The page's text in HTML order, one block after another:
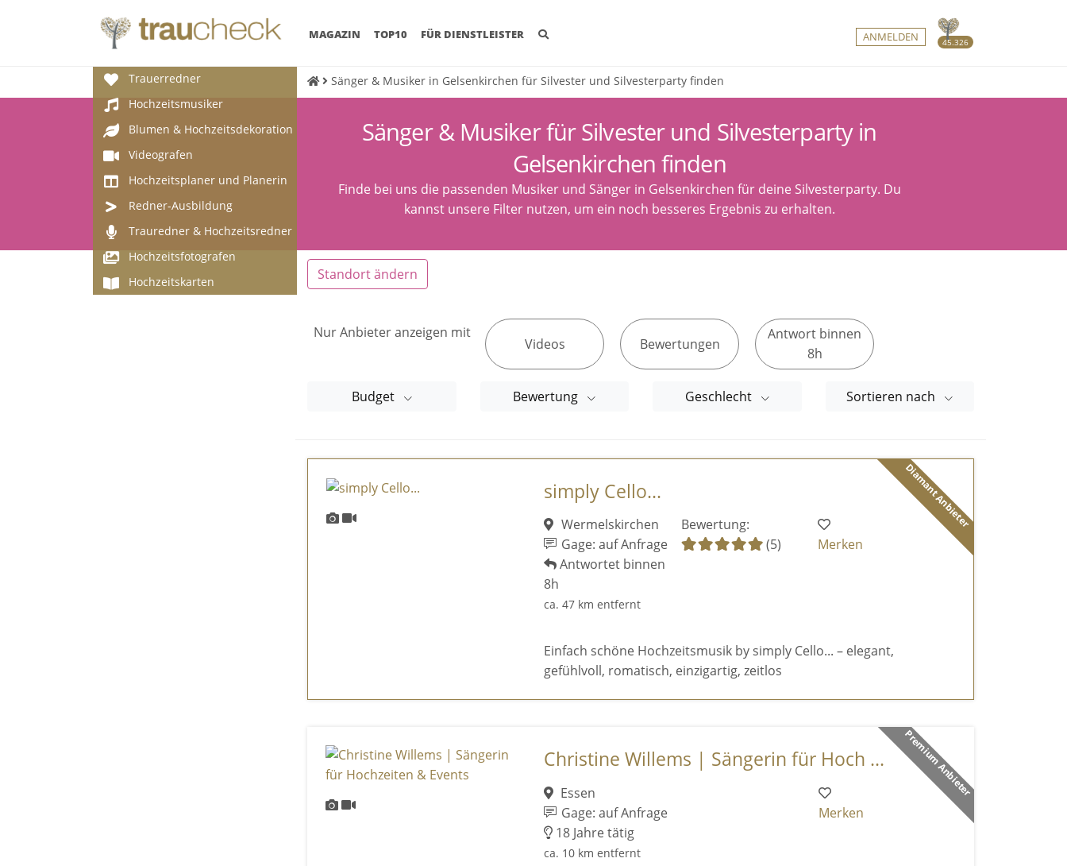
45.326
MAGAZIN (CURRENT)
TOP10 FÜR DIENSTLEISTER ANMELDEN
Trauerredner
Hochzeitsmusiker
Blumen & Hochzeitsdekoration
Videografen
Hochzeitsplaner und Planerin
Redner-Ausbildung
Trauredner & Hochzeitsredner
Hochzeitsfotografen
Hochzeitskarten
Sänger & Musiker in Gelsenkirchen für Silvester und Silvesterparty finden
Sänger & Musiker für Silvester und Silvesterparty in
Gelsenkirchen finden
Finde bei uns die passenden Musiker und Sänger in Gelsenkirchen für deine Silvesterparty. Du
kannst unsere Filter nutzen, um ein noch besseres Ergebnis zu erhalten.
Standort ändern
Nur Anbieter anzeigen mit
Videos Bewertungen
Antwort binnen
8h
Budget Bewertung Geschlecht Sortieren nach
Diamant Anbieter
simply Cello...
Wermelskirchen
Gage: auf Anfrage
Antwortet binnen
8h
ca. 47 km entfernt
Bewertung:
(5)
Merken
Einfach schöne Hochzeitsmusik by simply Cello... – elegant,
gefühlvoll, romatisch, einzigartig, zeitlos
Premium Anbieter
Christine Willems | Sängerin für Hoch ...
Essen
Gage: auf Anfrage
18 Jahre tätig
ca. 10 km entfernt
Merken